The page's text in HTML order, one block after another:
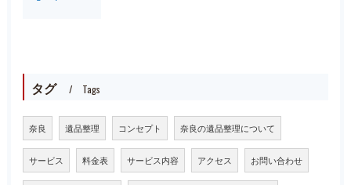
タグ Tags
奈良 遺品整理 コンセプト 奈良の遺品整理について
サービス 料金表 サービス内容 アクセス お問い合わせ